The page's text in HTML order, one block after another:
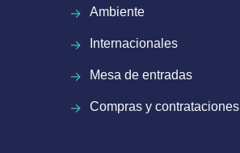
Ambiente
Internacionales
Mesa de entradas
Compras y contrataciones